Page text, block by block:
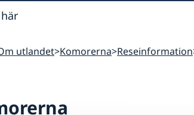
utlandet Komorerna Reseinformation